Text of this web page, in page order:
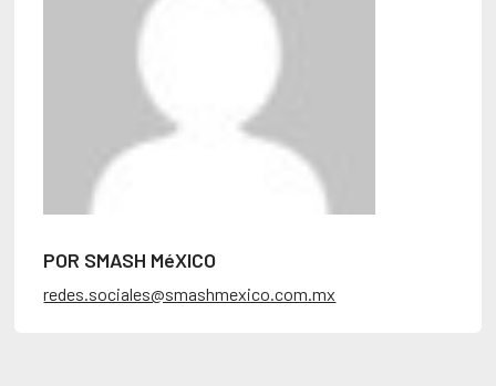
POR SMASH MéXICO
redes.sociales@smashmexico.com.mx